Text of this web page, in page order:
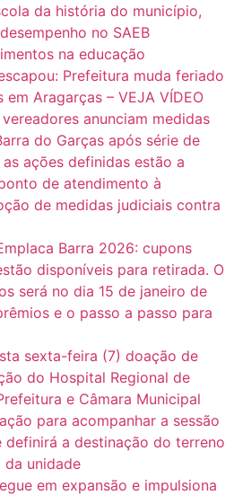
da história do município,
no SAEB
na educação
Prefeitura muda feriado
Aragarças – VEJA VÍDEO
anunciam medidas
do Garças após série de
ações definidas estão a
de atendimento à
de medidas judiciais contra
Barra 2026: cupons
disponíveis para retirada. O
será no dia 15 de janeiro de
e o passo a passo para
sexta-feira (7) doação de
do Hospital Regional de
e Câmara Municipal
para acompanhar a sessão
definirá a destinação do terreno
da unidade
em expansão e impulsiona